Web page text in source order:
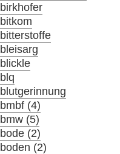
birkhofer
bitkom
bitterstoffe
bleisarg
blickle
blq
blutgerinnung
bmbf (4)
bmw (5)
bode (2)
boden (2)